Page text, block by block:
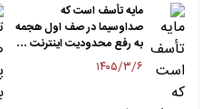
مایه تأسف است که
صداوسیما در صف اول هجمه
به رفع محدودیت اینترنت …
۱۴۰۵/۳/۶